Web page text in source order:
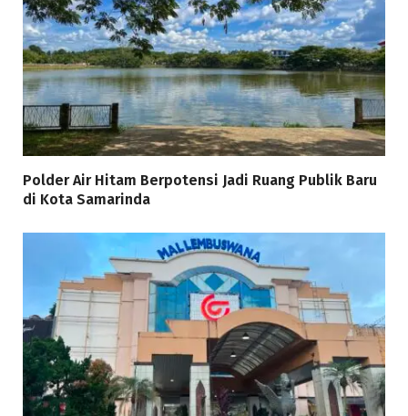
Polder Air Hitam Berpotensi Jadi Ruang Publik Baru
di Kota Samarinda